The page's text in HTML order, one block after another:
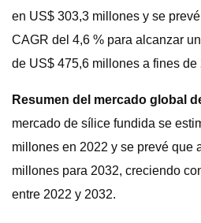
en US$ 303,3 millones y se
CAGR del 4,6 % para alcanzar
de US$ 475,6 millones a fines de
Resumen del mercado global
mercado de sílice fundida se
millones en 2022 y se prevé que
millones para 2032, creciendo
entre 2022 y 2032.